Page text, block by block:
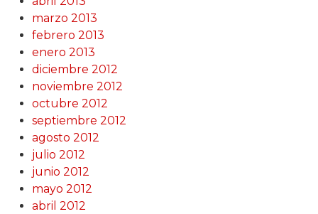
marzo 2013
febrero 2013
enero 2013
diciembre 2012
noviembre 2012
octubre 2012
septiembre 2012
agosto 2012
julio 2012
junio 2012
mayo 2012
abril 2012